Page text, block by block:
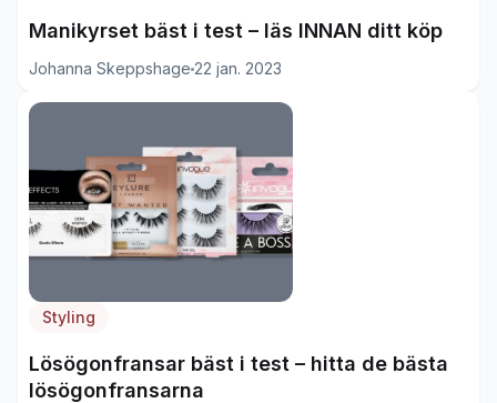
Manikyrset bäst i test – läs INNAN ditt köp
Johanna Skeppshage 22 jan. 2023
Styling
Lösögonfransar bäst i test – hitta de bästa
lösögonfransarna